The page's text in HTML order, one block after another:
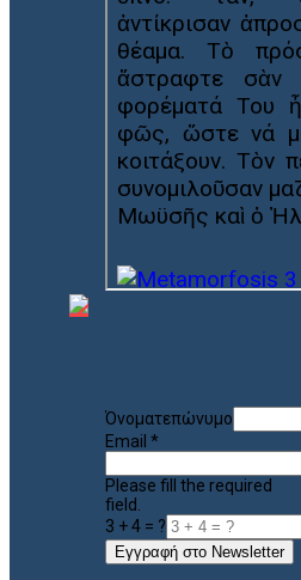
Όνοματεπώνυμο
Email *
Please fill the required
field.
3 + 4 = ?
Εγγραφή στο Newsletter